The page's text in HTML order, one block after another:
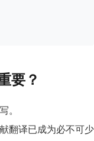
要？
。
翻译已成为必不可少